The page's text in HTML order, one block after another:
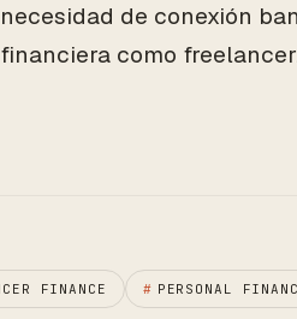
necesidad de conexión
financiera como
FINANCE # PERSONAL